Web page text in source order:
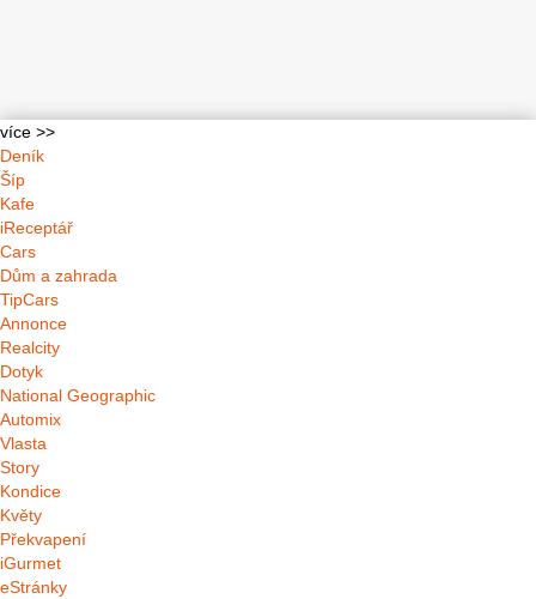
více >>
Deník
Šíp
Kafe
iReceptář
Cars
Dům a zahrada
TipCars
Annonce
Realcity
Dotyk
National Geographic
Automix
Vlasta
Story
Kondice
Květy
Překvapení
iGurmet
eStránky